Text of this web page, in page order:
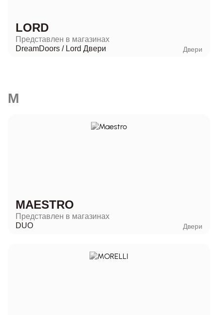
LORD
Представлен в магазинах
DreamDoors / Lord Двери Двери
M
MAESTRO
Представлен в магазинах
DUO
Двери